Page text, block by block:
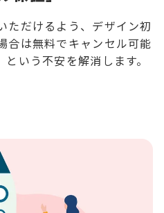
ただけるよう、デザイン初
合は無料でキャンセル可能
いう不安を解消します。